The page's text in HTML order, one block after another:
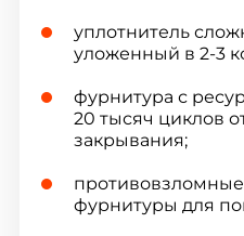
уплотнитель
уложенный в 2-3
фурнитура с
20 тысяч циклов
закрывания;
фурнитуры для